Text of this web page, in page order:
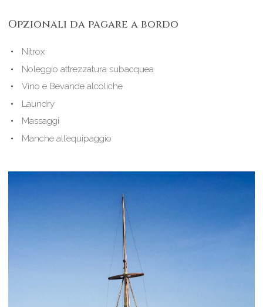
Opzionali da pagare a bordo
Nitrox
Noleggio attrezzatura subacquea
Vino e Bevande alcoliche
Laundry
Massaggi
Manche all’equipaggio